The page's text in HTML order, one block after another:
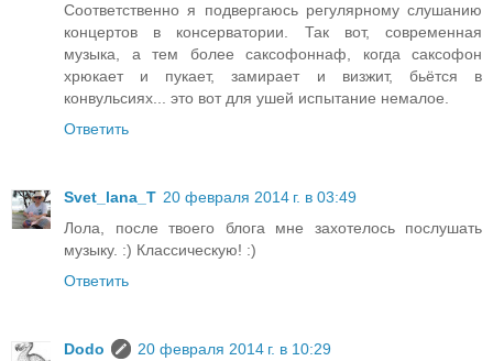
Соответственно я подвергаюсь регулярному слушанию
концертов в консерватории. Так вот, современная
музыка, а тем более саксофоннаф, когда саксофон
хрюкает и пукает, замирает и визжит, бьётся в
конвульсиях... это вот для ушей испытание немалое.
Ответить
Svet_lana_T 20 февраля 2014 г. в 03:49
Лола, после твоего блога мне захотелось послушать
музыку. :) Классическую! :)
Ответить
Dodo
20 февраля 2014 г. в 10:29